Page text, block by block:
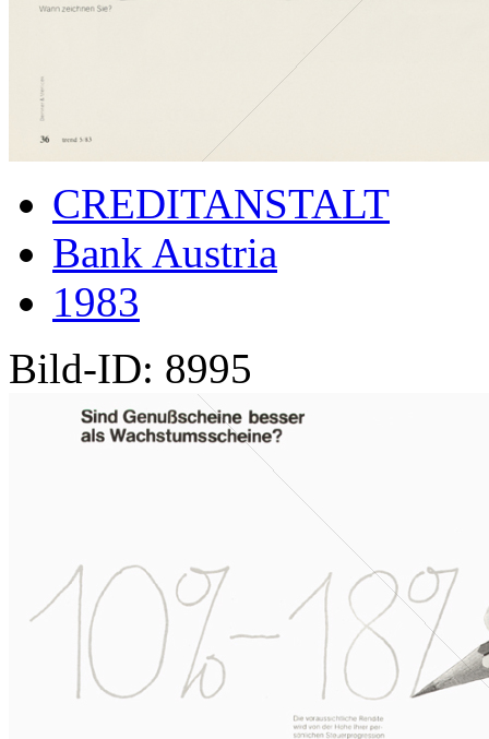
CREDITANSTALT
Bank Austria
1983
Bild-ID: 8995